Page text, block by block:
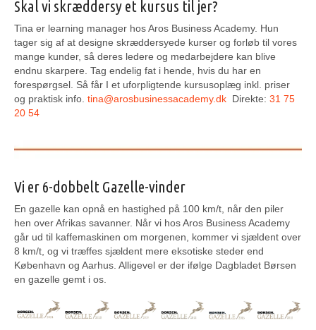
Skal vi skræddersy et kursus til jer?
Tina er learning manager hos Aros Business Academy. Hun
tager sig af at designe skræddersyede kurser og forløb til vores
mange kunder, så deres ledere og medarbejdere kan blive
endnu skarpere. Tag endelig fat i hende, hvis du har en
forespørgsel. Så får I et uforpligtende kursusoplæg inkl. priser
og praktisk info. tina@arosbusinessacademy.dk Direkte: 31 75
20 54
Vi er 6-dobbelt Gazelle-vinder
En gazelle kan opnå en hastighed på 100 km/t, når den piler
hen over Afrikas savanner. Når vi hos Aros Business Academy
går ud til kaffemaskinen om morgenen, kommer vi sjældent over
8 km/t, og vi træffes sjældent mere eksotiske steder end
København og Aarhus. Alligevel er der ifølge Dagbladet Børsen
en gazelle gemt i os.